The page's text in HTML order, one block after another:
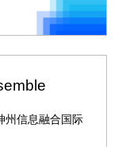
州信息融合国际